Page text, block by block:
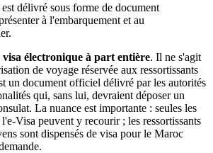
délivré sous forme de document
à l'embarquement et au
visa électronique à part entière. Il ne s'agit
de voyage réservée aux ressortissants
un document officiel délivré par les autorités
qui, sans lui, devraient déposer un
La nuance est importante : seules les
l'e-Visa peuvent y recourir ; les ressortissants
sont dispensés de visa pour le Maroc